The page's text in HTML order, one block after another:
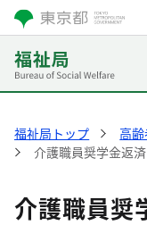
福祉局トップ 高
介護職員奨学金返
介護職員奨